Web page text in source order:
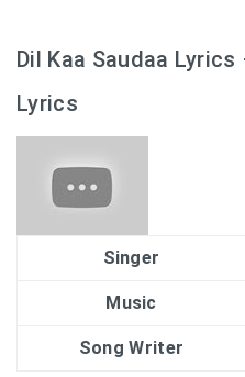
Dil Kaa Saudaa
Lyrics
Singer
Music
Song Writer